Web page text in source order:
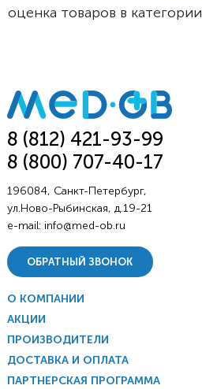
оценка товаров в категории
8 (812) 421-93-99
8 (800) 707-40-17
196084, Санкт-Петербург,
ул.Ново-Рыбинская, д.19-21
e-mail: info@med-ob.ru
ОБРАТНЫЙ ЗВОНОК
О КОМПАНИИ
АКЦИИ
ПРОИЗВОДИТЕЛИ
ДОСТАВКА И ОПЛАТА
ПАРТНЕРСКАЯ ПРОГРАММА